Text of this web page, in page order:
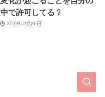
中で許可してる？
2022年2月26日